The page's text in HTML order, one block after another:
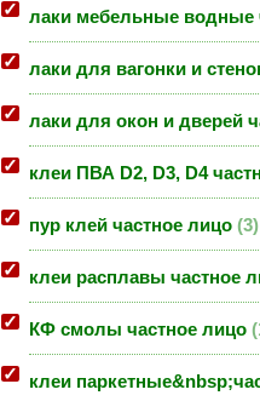
лаки мебельные водные
лаки для вагонки и
лаки для окон и дверей
клеи ПВА D2, D3, D4
пур клей частное лицо 3
клеи расплавы частное
КФ смолы частное лицо
клеи